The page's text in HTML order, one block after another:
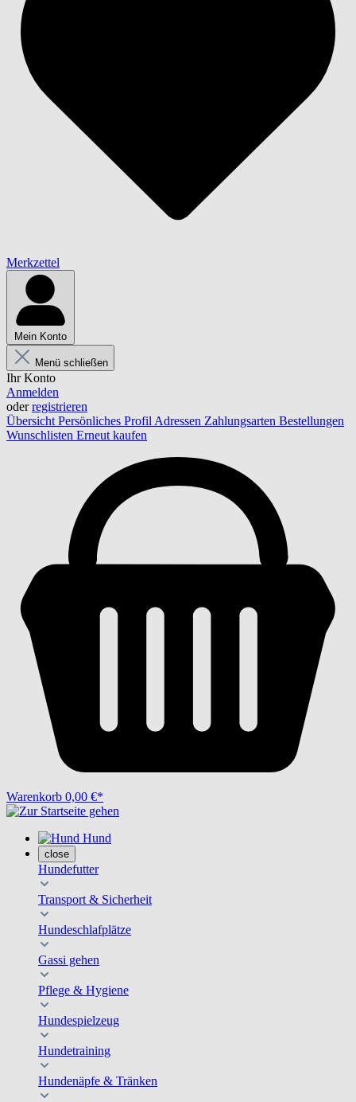
Merkzettel
Mein Konto
Menü schließen
Ihr Konto
Anmelden
oderregistrieren
Übersicht Persönliches Profil Adressen Zahlungsarten Bestellungen
Wunschlisten Erneut kaufen
Warenkorb 0,00 €*
Hund
close
Hundefutter
Transport & Sicherheit
Hundeschlafplätze
Gassi gehen
Pflege & Hygiene
Hundespielzeug
Hundetraining
Hundenäpfe & Tränken